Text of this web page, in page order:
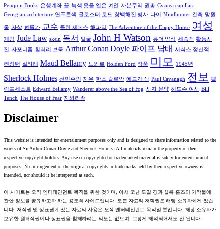
Penquin Books 은행계좌 끌 녹색 옷을 입은 여인 자본주의 권총 Cyanea capillata
Georgian architecture 연푸른색 글로스터 로드 창백해진 병사 나이 Mindhunter 건축 망원
동 자살 법률가 교수 콜린 제본스 해파리 The Adventure of the Empty House 여성
게임 Jude Law skein 독서 얼굴 John H Watson 튜더 양식 세속적 활동사
진
자포니즘 힐러리 브룩 Arthur Conan Doyle 파이프 담배 서식스 정신적
켄징턴 실타래 Maud Bellamy 느와르 Holden Ford 작품 미모 1945년
Sherlock Holmes 선민주의 자유 한스 슬로안 에드거 상 Paul Cavanagh 전보 팰
림프세스트 Edward Bellamy Wanderer above the Sea of Fog 사자 문양 허드슨 여사 Bill
Tench The House of Fear 자와라족
Disclaimer
This website is intended for entertainment purposes only and is designed to share information related to the
works of Sir Arthur Conan Doyle and Sherlock Holmes. All materials remain the property of their
respective copyright holders. Any use of copyrighted or trademarked material is solely for entertainment
purposes. No infringement of the original copyrights or trademarks held by their respective owners is
intended, nor should it be interpreted as such.
이 사이트는 오직 엔터테인먼트 목적을 위한 것이며, 아서 코난 도일 경과 셜록 홈즈의 저작물에
관한 정보를 공유하고자 하는 용도의 사이트입니다. 모든 자료의 저작권은 해당 소유자에게 있습
니다. 저작권 및 상표권이 있는 자료의 사용은 오직 엔터테인먼트 목적일 뿐입니다. 해당 소유자가
보유한 원저작권이나 상표권을 침해하려는 의도는 없으며, 그렇게 해석되어서도 안 됩니다.